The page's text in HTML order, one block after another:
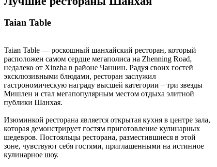
Taian Table
Taian Table — роскошный шанхайский ресторан, который
расположен самом сердце мегаполиса на Zhenning Road,
недалеко от Xinzha в районе Чаннин. Радуя своих гостей
эксклюзивными блюдами, ресторан заслужил
гастрономическую награду высшей категории – три звезды
Мишлен и стал мегапопулярным местом отдыха элитной
публики Шанхая.
Изюминкой ресторана является открытая кухня в центре зала,
которая демонстрирует гостям приготовление кулинарных
шедевров. Постояльцы ресторана, разместившиеся в этой
зоне, чувствуют себя гостями, приглашенными на истинное
кулинарное шоу.